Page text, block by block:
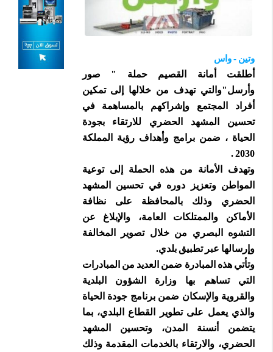
وتين - واس
أطلقت أمانة القصيم حملة " صور
وأرسل"والتي تهدف من خلالها إلى تمكين
أفراد المجتمع وإشراكهم بالمساهمة في
تحسين المشهد الحضري للارتقاء بجودة
الحياة ، ضمن برامج وأهداف رؤية المملكة
2030 .
وتهدف الأمانة من هذه الحملة إلى توعية
المواطن وتعزيز دوره في تحسين المشهد
الحضري وذلك بالمحافظة على نظافة
الأماكن والممتلكات العامة، والإبلاغ عن
التشوه البصري من خلال تصوير المخالفة
وإرسالها عبر تطبيق بلدي.
وتأتي هذه المبادرة ضمن العديد من المبادرات
التي تساهم بها وزارة الشؤون البلدية
والقروية والإسكان ضمن برنامج جودة الحياة
والذي يعمل على تطوير القطاع البلدي، بما
يتضمن أنسنة المدن، وتحسين المشهد
الحضري، والارتقاء بالخدمات المقدمة وذلك